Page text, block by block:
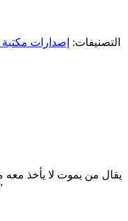
التصنيفات: إصدارات مكتبة
مُت